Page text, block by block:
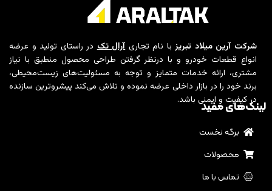
شرکت آرین میلاد تبریزبا نام تجاریآرال تکدر راستای تولید و عرضه
انواع قطعات خودرو و با درنظر گرفتن طراحی محصول منطبق با نیاز
مشتری، ارائه خدمات متمایز و توجه به مسئولیت‌های زیست‌محیطی،
برند خود را در بازار داخلی عرضه نموده و تلاش می‌کند پیشروترین سازنده
در کیفیت و ایمنی باشد.
لینک‌های مفید
برگه نخست
محصولات
تماس با ما